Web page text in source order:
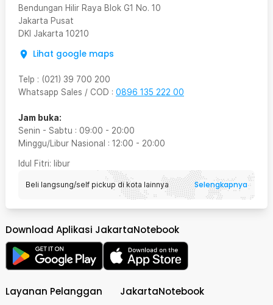
Bendungan Hilir Raya Blok G1 No. 10
Jakarta Pusat
DKI Jakarta 10210
Lihat google maps
Telp : (021) 39 700 200
Whatsapp Sales / COD : 0896 135 222 00
Jam buka:
Senin - Sabtu : 09:00 - 20:00
Minggu/Libur Nasional : 12:00 - 20:00
Idul Fitri: libur
Beli langsung/self pickup di kota lainnya Selengkapnya
Download Aplikasi JakartaNotebook
Layanan Pelanggan JakartaNotebook